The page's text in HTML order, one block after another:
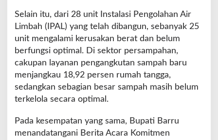
Selain itu, dari 28 unit Instalasi Pengolahan Air
Limbah (IPAL) yang telah dibangun, sebanyak 25
unit mengalami kerusakan berat dan belum
berfungsi optimal. Di sektor persampahan,
cakupan layanan pengangkutan sampah baru
menjangkau 18,92 persen rumah tangga,
sedangkan sebagian besar sampah masih belum
terkelola secara optimal.
Pada kesempatan yang sama, Bupati Barru
menandatangani Berita Acara Komitmen